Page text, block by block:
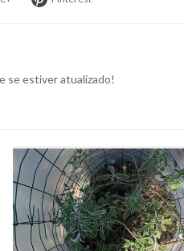
se estiver atualizado!